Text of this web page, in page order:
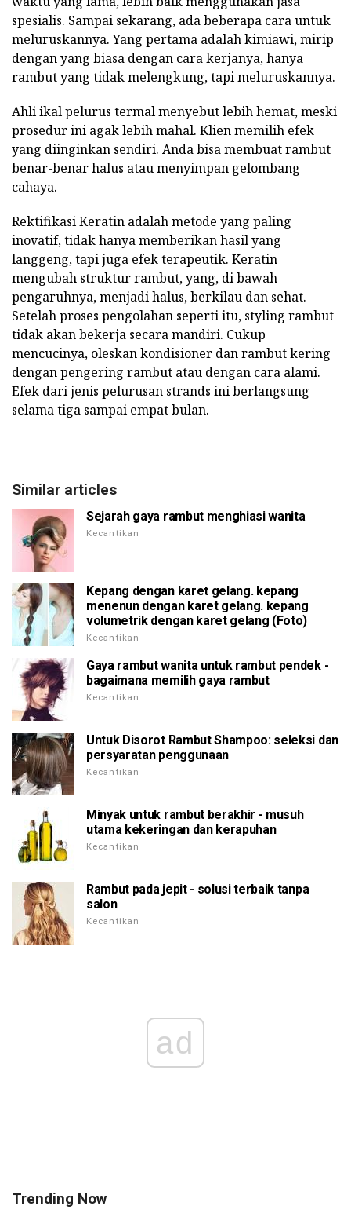
spesialis. Sampai sekarang, ada beberapa cara untuk
meluruskannya. Yang pertama adalah kimiawi, mirip
dengan yang biasa dengan cara kerjanya, hanya
rambut yang tidak melengkung, tapi meluruskannya.
Ahli ikal pelurus termal menyebut lebih hemat, meski
prosedur ini agak lebih mahal. Klien memilih efek
yang diinginkan sendiri. Anda bisa membuat rambut
benar-benar halus atau menyimpan gelombang
cahaya.
Rektifikasi Keratin adalah metode yang paling
inovatif, tidak hanya memberikan hasil yang
langgeng, tapi juga efek terapeutik. Keratin
mengubah struktur rambut, yang, di bawah
pengaruhnya, menjadi halus, berkilau dan sehat.
Setelah proses pengolahan seperti itu, styling rambut
tidak akan bekerja secara mandiri. Cukup
mencucinya, oleskan kondisioner dan rambut kering
dengan pengering rambut atau dengan cara alami.
Efek dari jenis pelurusan strands ini berlangsung
selama tiga sampai empat bulan.
Similar articles
Sejarah gaya rambut menghiasi wanita
Kecantikan
Kepang dengan karet gelang. kepang
menenun dengan karet gelang. kepang
volumetrik dengan karet gelang (Foto)
Kecantikan
Gaya rambut wanita untuk rambut pendek -
bagaimana memilih gaya rambut
Kecantikan
Untuk Disorot Rambut Shampoo: seleksi dan
persyaratan penggunaan
Kecantikan
Minyak untuk rambut berakhir - musuh
utama kekeringan dan kerapuhan
Kecantikan
Rambut pada jepit - solusi terbaik tanpa
salon
Kecantikan
ad
Trending Now